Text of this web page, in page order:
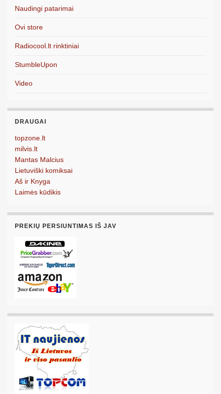
Naudingi patarimai
Ovi store
Radiocool.lt rinktiniai
StumbleUpon
Video
DRAUGAI
topzone.lt
milvis.lt
Mantas Malcius
Lietuviški komiksai
Aš ir Knyga
Laimės kūdikis
PREKIŲ PERSIUNTIMAS IŠ JAV